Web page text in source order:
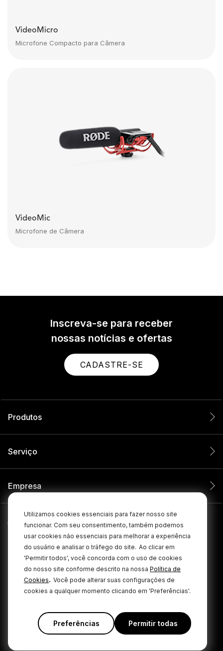
Utilizamos cookies essenciais para fazer nosso site
funcionar. Com seu consentimento, também podemos
usar cookies não essenciais para melhorar a experiência
do usuário e analisar o tráfego do site. Ao clicar em
'Permitir todos', você concorda com o uso de cookies
do nosso site conforme descrito na nossa Política de
Cookies. Você pode alterar suas configurações de
cookies a qualquer momento clicando em 'Preferências'.
Preferências Permitir todas
VideoMicro
Microfone Compacto para Câmera
VideoMic
Microfone de Câmera
Inscreva-se para receber
nossas notícias e ofertas
CADASTRE-SE
Produtos
Serviço
Empresa
© 2026 RØDE Todos os direitos reservados.
Política de privacidade | Termos e condições Cookie Policy